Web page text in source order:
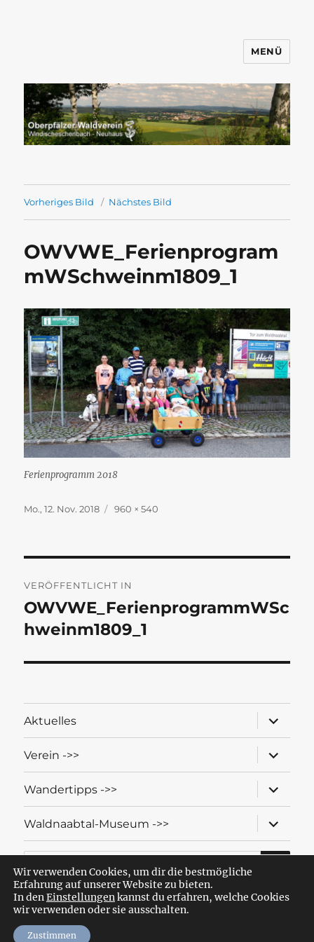
Windischeschenbach-Neuhaus
MENÜ
Vorheriges Bild Nächstes Bild
OWVWE_Ferienprogram
mWSchweinm1809_1
Ferienprogramm 2018
Veröffentlicht
Mo., 12. Nov. 2018 Originalgröße
960 × 540
VERÖFFENTLICHT IN
OWVWE_FerienprogrammWSc
hweinm1809_1
Aktuelles
öffnen
Verein ->>
öffnen
Wandertipps ->>
öffnen
Waldnaabtal-Museum ->>
öffnen
Suche
nach:
Wandern mit dem OWV Windischeschenbach-Neuhaus
Datenschutzerklärung
Wir verwenden Cookies, um dir die bestmögliche
Erfahrung auf unserer Website zu bieten.
In denEinstellungenkannst du erfahren, welche Cookies
wir verwenden oder sie ausschalten.
Zustimmen